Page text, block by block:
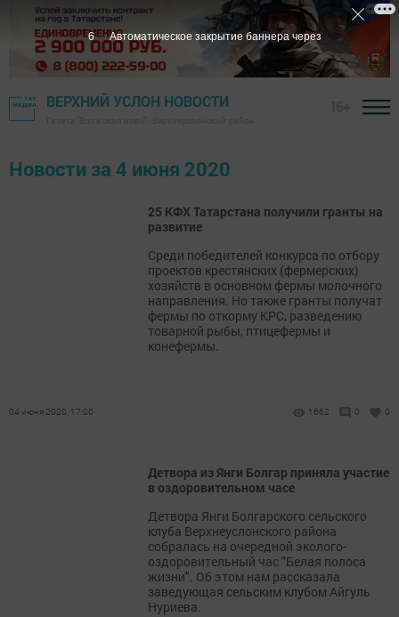
ВЕРХНИЙ УСЛОН НОВОСТИ
Новости за 4 июня 2020
25 КФХ Татарстана получили гранты на
развитие
Среди победителей конкурса по отбору
проектов крестянских (фермерских)
хозяйств в основном фермы молочного
направления. Но также гранты получат
фермы по откорму КРС, разведению
товарной рыбы, птицефермы и
конефермы.
04 июня 2020, 17:00 1662 0 0
Детвора из Янги Болгар приняла участие
в оздоровительном часе
Детвора Янги Болгарского сельского
клуба Верхнеуслонского района
собралась на очередной эколого-
оздоровительный час "Белая полоса
жизни". Об этом нам рассказала
заведующая сельским клубом Айгуль
Нуриева.
5 Автоматическое закрытие баннера через